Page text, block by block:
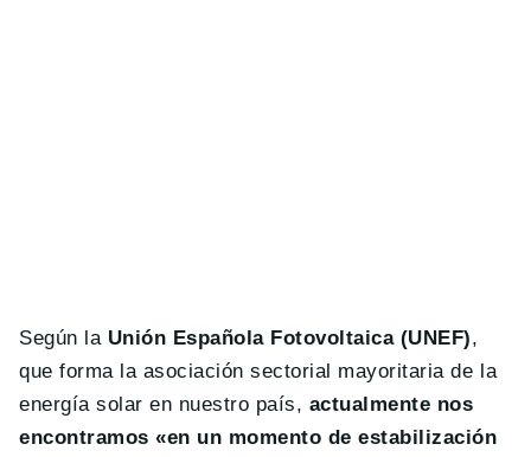
Según la Unión Española Fotovoltaica (UNEF),
que forma la asociación sectorial mayoritaria de la
energía solar en nuestro país, actualmente nos
encontramos «en un momento de estabilización